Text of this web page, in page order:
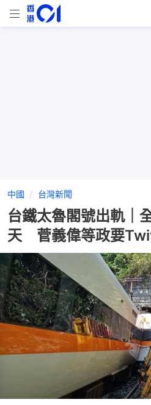
中國 台灣新聞
台鐵太魯閣號出軌｜
天 菅義偉等政要